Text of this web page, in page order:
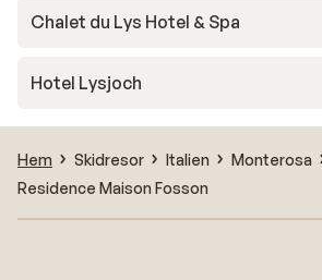
Chalet du Lys Hotel & Spa
Hotel Lysjoch
Hem Skidresor Italien Monterosa
Residence Maison Fosson